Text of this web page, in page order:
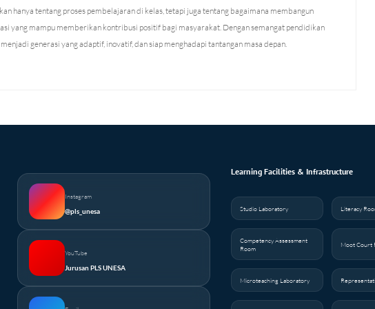
hanya tentang proses pembelajaran di kelas, tetapi juga tentang bagaimana membangun
yang mampu memberikan kontribusi positif bagi masyarakat. Dengan semangat pendidikan
generasi yang adaptif, inovatif, dan siap menghadapi tantangan masa depan.
Instagram
@pls_unesa
YouTube
Jurusan PLS UNESA
Learning Facilities & Infrastructure
Studio Laboratory Literacy
Competency Assessment
Room
Moot Court
Microteaching Laboratory